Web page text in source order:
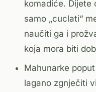
komadiće. Dijete
samo „cuclati“
naučiti ga i
koja mora biti
Mahunarke
lagano zgnječiti